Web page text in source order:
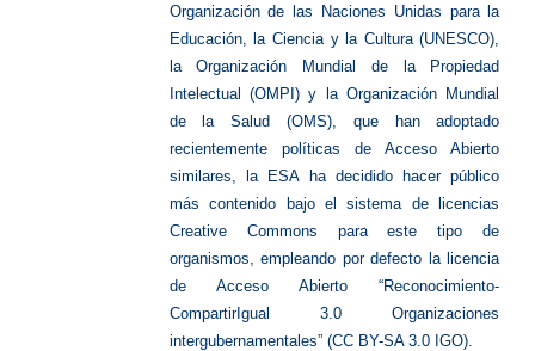
Organización de las Naciones Unidas para la
Educación, la Ciencia y la Cultura (UNESCO),
la Organización Mundial de la Propiedad
Intelectual (OMPI) y la Organización Mundial
de la Salud (OMS), que han adoptado
recientemente políticas de Acceso Abierto
similares, la ESA ha decidido hacer público
más contenido bajo el sistema de licencias
Creative Commons para este tipo de
organismos, empleando por defecto la licencia
de Acceso Abierto “Reconocimiento-
CompartirIgual 3.0 Organizaciones
intergubernamentales” (CC BY-SA 3.0 IGO).